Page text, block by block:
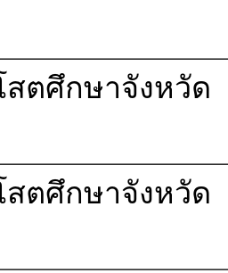
สตศึกษาจังหวัด
สตศึกษาจังหวัด